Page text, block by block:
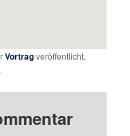
Vortragveröffentlicht.
.